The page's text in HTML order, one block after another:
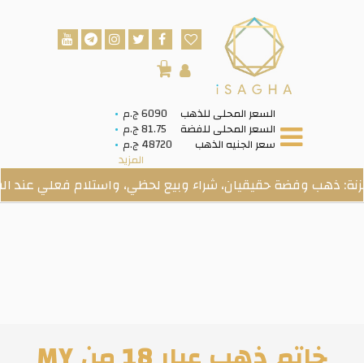
السعر المحلى للذهب 6090 ج.م
السعر المحلى للفضة 81.75 ج.م
سعر الجنيه الذهب 48720 ج.م
المزيد
0
وفضة حقيقيان، شراء وبيع لحظي، واستلام فعلي عند الطلب.